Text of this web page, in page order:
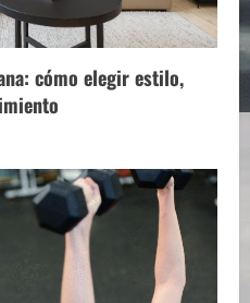
cómo elegir estilo,